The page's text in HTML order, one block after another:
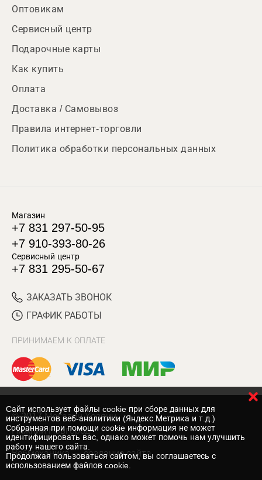
Оптовикам
Сервисный центр
Подарочные карты
Как купить
Оплата
Доставка / Самовывоз
Правила интернет-торговли
Политика обработки персональных данных
Магазин
+7 831 297-50-95
+7 910-393-80-26
Сервисный центр
+7 831 295-50-67
ЗАКАЗАТЬ ЗВОНОК
ГРАФИК РАБОТЫ
ПРИНИМАЕМ К ОПЛАТЕ
© 2017 Магазин Хозяин
Нижний Новгород
Вебмеханика — создание сайта
Cайт использует файлы cookie при сборе данных для
инструментов веб-аналитики (Яндекс.Метрика и т.д.)
Собранная при помощи cookie информация не может
идентифицировать вас, однако может помочь нам улучшить
работу нашего сайта.
Продолжая пользоваться сайтом, вы соглашаетесь с
использованием файлов cookie.